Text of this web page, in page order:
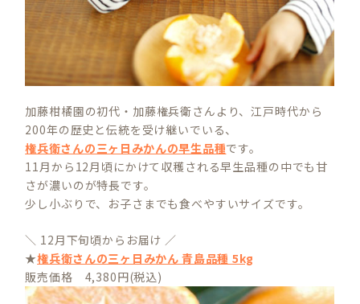
加藤柑橘園の初代・加藤権兵衛さんより、江戸時代から
200年の歴史と伝統を受け継いでいる、
権兵衛さんの三ヶ日みかんの早生品種です。
11月から12月頃にかけて収穫される早生品種の中でも甘
さが濃いのが特長です。
少し小ぶりで、お子さまでも食べやすいサイズです。
＼ 12月下旬頃からお届け ／
★権兵衛さんの三ヶ日みかん 青島品種 5kg
販売価格 4,380円(税込)